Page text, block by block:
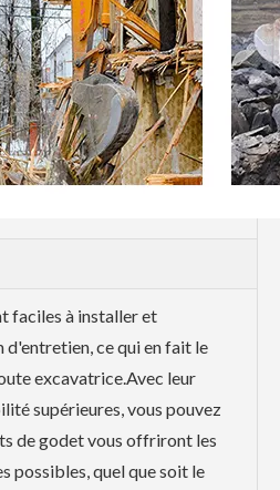
faciles à installer et
d'entretien, ce qui en fait le
excavatrice.Avec leur
supérieures, vous pouvez
de godet vous offriront les
possibles, quel que soit le